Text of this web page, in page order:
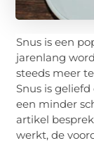
Snus is een
jarenlang
steeds meer
Snus is
een minder
artikel
werkt, de